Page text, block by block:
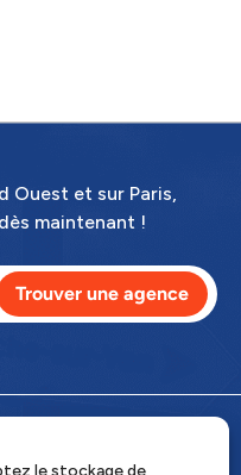
le stockage de
Ouest et sur Paris,
maintenant !